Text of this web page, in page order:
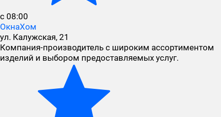
с 08:00
ОкнаХом
ул. Калужская, 21
Компания-производитель с широким ассортиментом
изделий и выбором предоставляемых услуг.